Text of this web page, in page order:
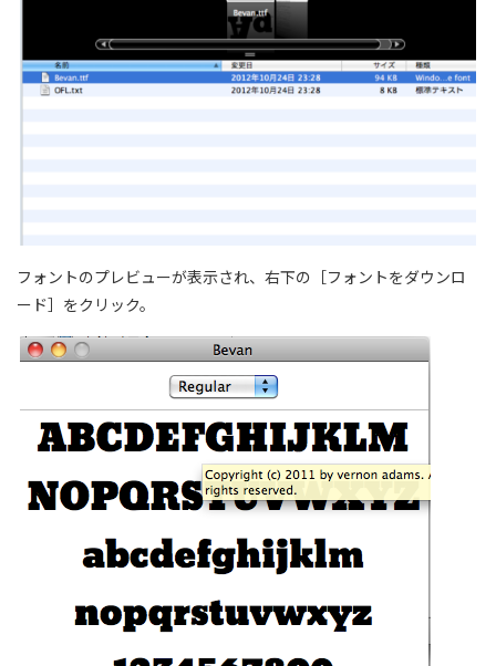
フォントのプレビューが表示され、右下の［フォントをダウンロ
ード］をクリック。